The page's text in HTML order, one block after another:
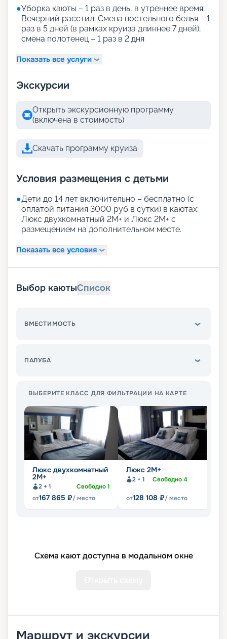
●Уборка каюты – 1 раз в день, в утреннее время;
Вечерний расстил; Смена постельного белья – 1
раз в 5 дней (в рамках круиза длиннее 7 дней);
смена полотенец – 1 раз в 2 дня
Показать все услуги
Экскурсии
Открыть экскурсионную программу
(включена в стоимость)
Скачать программу круиза
Условия размещения с детьми
●Дети до 14 лет включительно – бесплатно (с
оплатой питания 3000 руб в сутки) в каютах:
Люкс двухкомнатный 2М+ и Люкс 2М+ с
размещением на дополнительном месте.
Показать все условия
Выбор каютыСписок
ВМЕСТИМОСТЬ
ПАЛУБА
ВЫБЕРИТЕ КЛАСС ДЛЯ ФИЛЬТРАЦИИ НА КАРТЕ
Люкс двухкомнатный
2М+
2 + 1 Свободно1
от167 865 ₽/ место
Люкс 2М+
2 + 1 Свободно4
от128 108 ₽/ место
Схема кают доступна в модальном окне
Маршрут и экскурсии